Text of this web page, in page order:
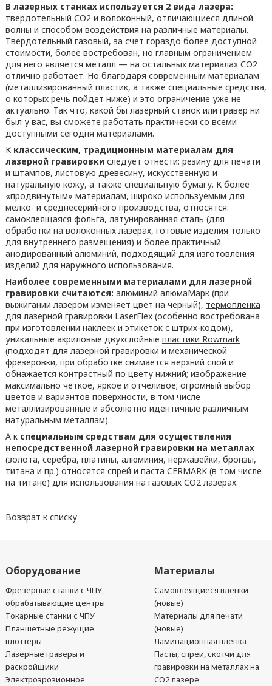
В лазерных станках используется 2 вида лазера:
твердотельный СО2 и волоконный, отличающиеся длиной
волны и способом воздействия на различные материалы.
Твердотельный газовый, за счет гораздо более доступной
стоимости, более востребован, но главным ограничением
для него является металл — на остальных материалах СО2
отлично работает. Но благодаря современным материалам
(металлизированный пластик, а также специальные средства,
о которых речь пойдет ниже) и это ограничение уже не
актуально. Так что, какой бы лазерный станок или гравер ни
был у вас, вы сможете работать практически со всеми
доступными сегодня материалами.
Кклассическим, традиционным материалам для
лазерной гравировки следует отнести: резину для печати
и штампов, листовую древесину, искусственную и
натуральную кожу, а также специальную бумагу. К более
«продвинутым» материалам, широко используемым для
мелко- и среднесерийного производства, относятся:
самоклеящаяся фольга, латунированная сталь (для
обработки на волоконных лазерах, готовые изделия только
для внутреннего размещения) и более практичный
анодированный алюминий, подходящий для изготовления
изделий для наружного использования.
Наиболее современными материалами для лазерной
гравировки считаются: алюминий алюмаМарк (при
выжигании лазером изменяет цвет на черный), термопленка
для лазерной гравировки LaserFlex (особенно востребована
при изготовлении наклеек и этикеток с штрих-кодом),
уникальные акриловые двухслойные пластики Rowmark
(подходят для лазерной гравировки и механической
фрезеровки, при обработке снимается верхний слой и
обнажается контрастный по цвету нижний; изображение
максимально четкое, яркое и отчеливое; огромный выбор
цветов и вариантов поверхности, в том числе
металлизированные и абсолютно идентичные различным
натуральным металлам).
А к специальным средствам для осуществления
непосредственной лазерной гравировки на металлах
(золота, серебра, платины, алюминия, нержавейки, бронзы,
титана и пр.) относятся спрей и паста CERMARK (в том числе
на титане) для использования на газовых СО2 лазерах.
Возврат к списку
Оборудование
Фрезерные станки с ЧПУ,
обрабатывающие центры
Токарные станки с ЧПУ
Планшетные режущие
плоттеры
Лазерные гравёры и
раскройщики
Электроэрозионное
Материалы
Самоклеящиеся пленки
(новые)
Материалы для печати
(новые)
Ламинационная пленка
Пасты, спреи, скотчи для
гравировки на металлах на
CO2 лазере